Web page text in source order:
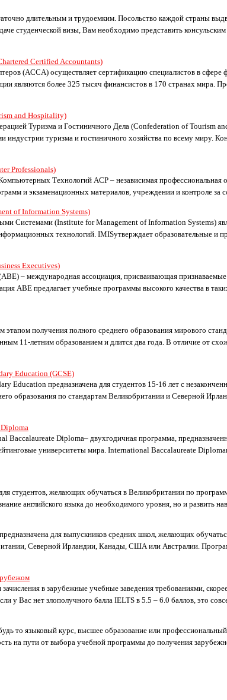
длительным и трудоемким. Посольство каждой страны
студенческой визы, Вам необходимо представить
Certified Accountants)
(ACCA) осуществляет сертификацию специалистов в сфере
являются более 325 тысяч финансистов в 170 странах мира.
and Hospitality)
Туризма и Гостиничного Дела (Confederation of Tourism
индустрии туризма и гостиничного хозяйства по всему миру.
Professionals)
Технологий ACP – независимая профессиональная
и экзаменационных материалов, учреждении и контроле за
of Information Systems)
Системами (Institute for Management of Information Systems)
технологий. IMISутверждает образовательные и
Executives)
– международная ассоциация, присваивающая
ABE предлагает учебные программы высокого качества в
получения полного среднего образования мирового
11-летним образованием и длится два года. В отличие от
Education (GCSE)
Education предназначена для студентов 15-16 лет с
образования по стандартам Великобритании и Северной
Baccalaureate Diploma– двухгодичная программа,
университеты мира. International Baccalaureate
студентов, желающих обучаться в Великобритании по
английского языка до необходимого уровня, но и развить
для выпускников средних школ, желающих
Северной Ирландии, Канады, США или Австралии.
в зарубежные учебные заведения требованиями,
у Вас нет злополучного балла IELTS в 5.5 – 6.0 баллов, это
то языковый курс, высшее образование или
на пути от выбора учебной программы до получения